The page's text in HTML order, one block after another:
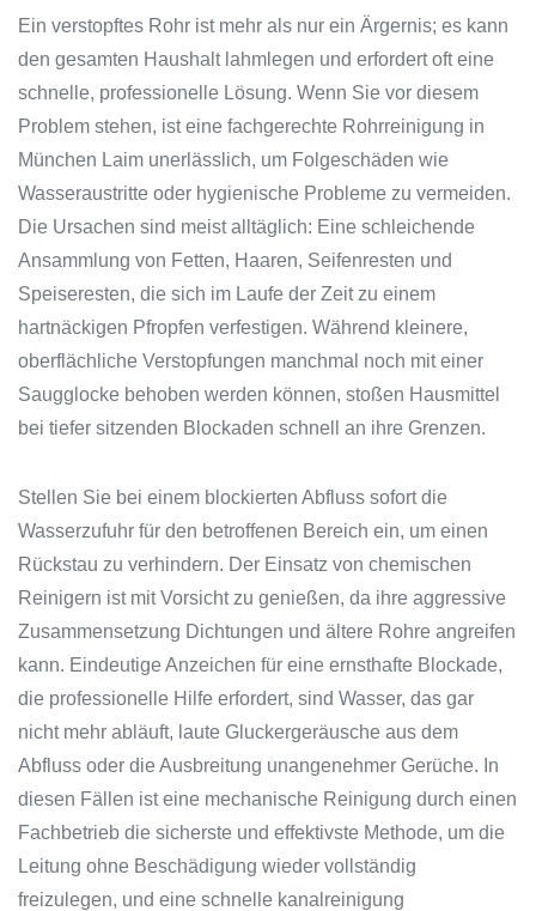
Ein verstopftes Rohr ist mehr als nur ein Ärgernis; es kann
den gesamten Haushalt lahmlegen und erfordert oft eine
schnelle, professionelle Lösung. Wenn Sie vor diesem
Problem stehen, ist eine fachgerechte Rohrreinigung in
München Laim unerlässlich, um Folgeschäden wie
Wasseraustritte oder hygienische Probleme zu vermeiden.
Die Ursachen sind meist alltäglich: Eine schleichende
Ansammlung von Fetten, Haaren, Seifenresten und
Speiseresten, die sich im Laufe der Zeit zu einem
hartnäckigen Pfropfen verfestigen. Während kleinere,
oberflächliche Verstopfungen manchmal noch mit einer
Saugglocke behoben werden können, stoßen Hausmittel
bei tiefer sitzenden Blockaden schnell an ihre Grenzen.
Stellen Sie bei einem blockierten Abfluss sofort die
Wasserzufuhr für den betroffenen Bereich ein, um einen
Rückstau zu verhindern. Der Einsatz von chemischen
Reinigern ist mit Vorsicht zu genießen, da ihre aggressive
Zusammensetzung Dichtungen und ältere Rohre angreifen
kann. Eindeutige Anzeichen für eine ernsthafte Blockade,
die professionelle Hilfe erfordert, sind Wasser, das gar
nicht mehr abläuft, laute Gluckergeräusche aus dem
Abfluss oder die Ausbreitung unangenehmer Gerüche. In
diesen Fällen ist eine mechanische Reinigung durch einen
Fachbetrieb die sicherste und effektivste Methode, um die
Leitung ohne Beschädigung wieder vollständig
freizulegen, und eine schnelle kanalreinigung